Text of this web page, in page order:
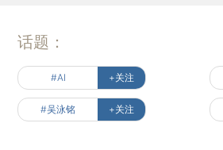
话题：
#AI +关注
#吴泳铭 +关注